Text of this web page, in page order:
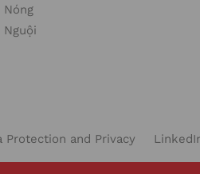
Nóng
Nguội
Protection and Privacy